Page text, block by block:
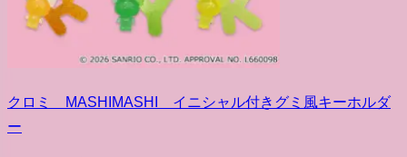
クロミ MASHIMASHI イニシャル付きグミ風キーホルダ
ー